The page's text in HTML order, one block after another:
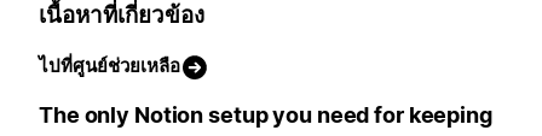
เนื้อหาที่เกี่ยวข้อง
ไปที่ศูนย์ช่วยเหลือ
The only Notion setup you need for keeping